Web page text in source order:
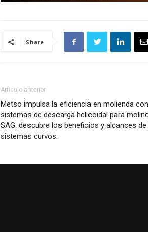
Share
Artículo anterior
Metso impulsa la eficiencia en molienda con
sistemas de descarga helicoidal para
SAG: descubre los beneficios y alcances
sistemas curvos.